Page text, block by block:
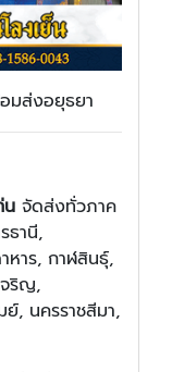
มส่งอยุธยา
น จัดส่งทั่วภาค
ธานี,
าร, กาฬสินธุ์,
จริญ,
ย์, นครราชสีมา,